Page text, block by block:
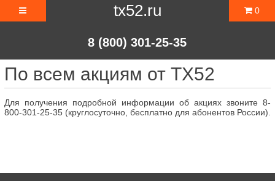
tx52.ru
8 (800) 301-25-35
0
По всем акциям от ТХ52
Для получения подробной информации об акциях звоните 8-
800-301-25-35 (круглосуточно, бесплатно для абонентов России).